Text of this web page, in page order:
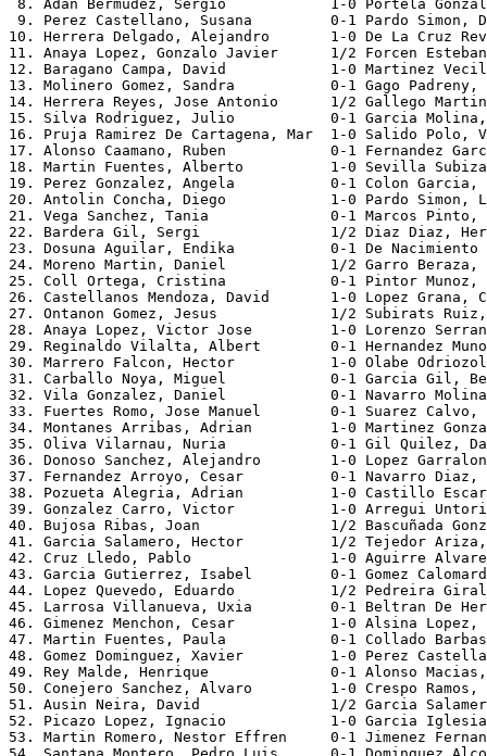
8. Adan Bermudez, Sergio            1-0 Portela
9. Perez Castellano, Susana         0-1 Pardo Simon,
10. Herrera Delgado, Alejandro       1-0 De La Cruz
11. Anaya Lopez, Gonzalo Javier      1/2 Forcen
12. Baragano Campa, David            1-0 Martinez
13. Molinero Gomez, Sandra           0-1 Gago Padreny,
14. Herrera Reyes, Jose Antonio      1/2 Gallego
15. Silva Rodriguez, Julio           0-1 Garcia Molina,
16. Pruja Ramirez De Cartagena, Mar  1-0 Salido Polo,
17. Alonso Caamano, Ruben            0-1 Fernandez
18. Martin Fuentes, Alberto          1-0 Sevilla
19. Perez Gonzalez, Angela           0-1 Colon Garcia,
20. Antolin Concha, Diego            1-0 Pardo Simon,
21. Vega Sanchez, Tania              0-1 Marcos Pinto,
22. Bardera Gil, Sergi               1/2 Diaz Diaz,
23. Dosuna Aguilar, Endika           0-1 De Nacimiento
24. Moreno Martin, Daniel            1/2 Garro Beraza,
25. Coll Ortega, Cristina            0-1 Pintor Munoz,
26. Castellanos Mendoza, David       1-0 Lopez Grana,
27. Ontanon Gomez, Jesus             1/2 Subirats
28. Anaya Lopez, Victor Jose         1-0 Lorenzo
29. Reginaldo Vilalta, Albert        0-1 Hernandez
30. Marrero Falcon, Hector           1-0 Olabe
31. Carballo Noya, Miguel            0-1 Garcia Gil,
32. Vila Gonzalez, Daniel            0-1 Navarro
33. Fuertes Romo, Jose Manuel        0-1 Suarez Calvo,
34. Montanes Arribas, Adrian         1-0 Martinez
35. Oliva Vilarnau, Nuria            0-1 Gil Quilez,
36. Donoso Sanchez, Alejandro        1-0 Lopez
37. Fernandez Arroyo, Cesar          0-1 Navarro Diaz,
38. Pozueta Alegria, Adrian          1-0 Castillo
39. Gonzalez Carro, Victor           1-0 Arregui
40. Bujosa Ribas, Joan               1/2 Bascuñada
41. Garcia Salamero, Hector          1/2 Tejedor Ariza,
42. Cruz Lledo, Pablo                1-0 Aguirre
43. Garcia Gutierrez, Isabel         0-1 Gomez
44. Lopez Quevedo, Eduardo           1/2 Pedreira
45. Larrosa Villanueva, Uxia         0-1 Beltran De
46. Gimenez Menchon, Cesar           1-0 Alsina Lopez,
47. Martin Fuentes, Paula            0-1 Collado
48. Gomez Dominguez, Xavier          1-0 Perez
49. Rey Malde, Henrique              0-1 Alonso
50. Conejero Sanchez, Alvaro         1-0 Crespo Ramos,
51. Ausin Neira, David               1/2 Garcia
52. Picazo Lopez, Ignacio            1-0 Garcia
53. Martin Romero, Nestor Effren     0-1 Jimenez